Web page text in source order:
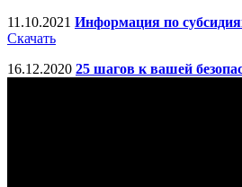
11.10.2021 Информация по
Скачать
16.12.2020 25 шагов к вашей